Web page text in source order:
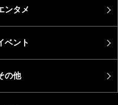
ンタメ
ベント
の他